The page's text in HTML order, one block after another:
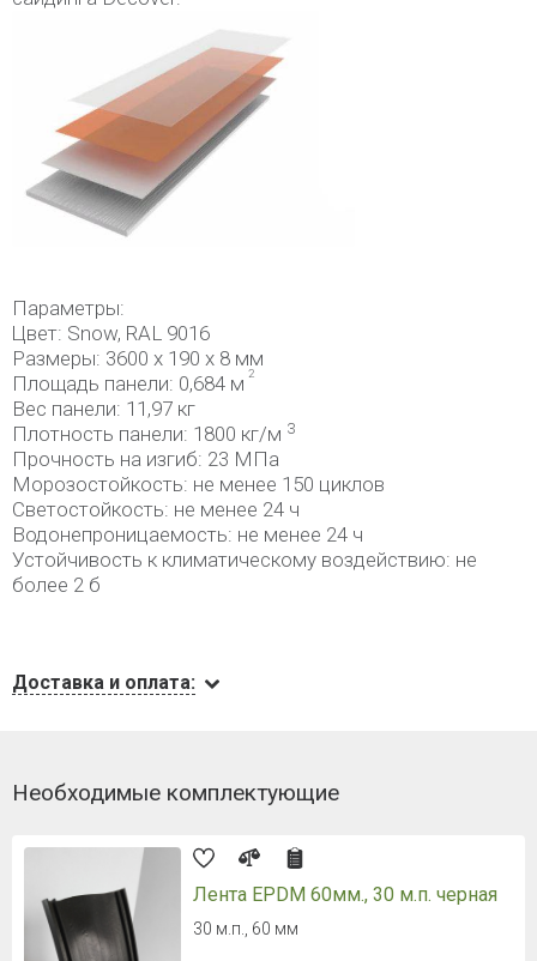
Параметры:
Цвет: Snow, RAL 9016
Размеры: 3600 x 190 x 8 мм
Площадь панели: 0,684 м 2
Вес панели: 11,97 кг
Плотность панели: 1800 кг/м 3
Прочность на изгиб: 23 МПа
Морозостойкость: не менее 150 циклов
Светостойкость: не менее 24 ч
Водонепроницаемость: не менее 24 ч
Устойчивость к климатическому воздействию: не
более 2 б
Доставка и оплата:
Необходимые комплектующие
Лента EPDM 60мм., 30 м.п. черная
30 м.п., 60 мм